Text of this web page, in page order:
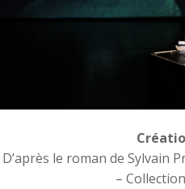
D’après le roman de Sylvain
–